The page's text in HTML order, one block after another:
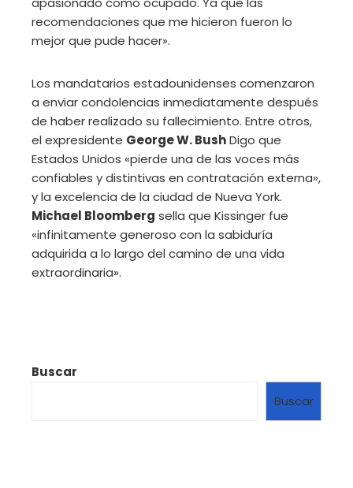
recomendaciones que me hicieron fueron lo
mejor que pude hacer».
Los mandatarios estadounidenses comenzaron
a enviar condolencias inmediatamente después
de haber realizado su fallecimiento. Entre otros,
el expresidente George W. BushDigo que
Estados Unidos «pierde una de las voces más
confiables y distintivas en contratación externa»,
y la excelencia de la ciudad de Nueva York.
Michael Bloomberg sella que Kissinger fue
«infinitamente generoso con la sabiduría
adquirida a lo largo del camino de una vida
extraordinaria».
Buscar
Buscar